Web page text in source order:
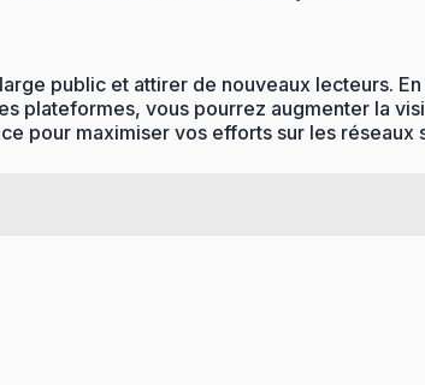
public et attirer de nouveaux lecteurs.
plateformes, vous pourrez augmenter la
pour maximiser vos efforts sur les réseaux